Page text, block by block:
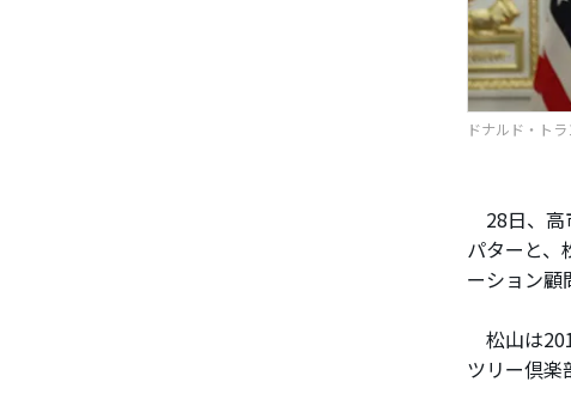
ドナルド・ト
28日、高
パターと
ーション顧
松山は
ツリー倶楽